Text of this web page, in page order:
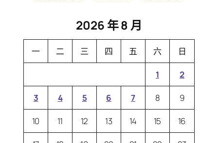
2026 年 8 月
一 二 三 四 五 六 日
1 2
3 4 5 6 7 8 9
10 11 12 13 14 15 16